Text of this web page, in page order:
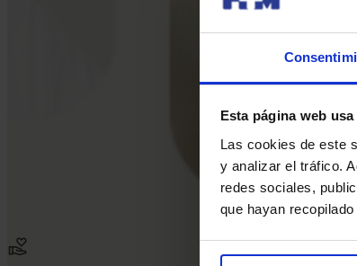
Esta página web
Las cookies de este
y analizar el tráfico.
redes sociales,
que hayan